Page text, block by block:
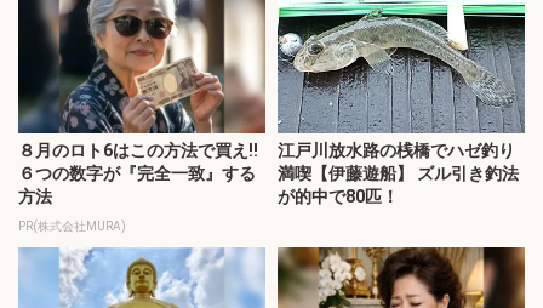
８月のロト6はこの方法で買え!!
６つの数字が『完全一致』する
方法
PR(株式会社MURA)
江戸川放水路の桟橋でハゼ釣り
満喫【伊藤遊船】 ズル引き釣法
が的中で80匹！